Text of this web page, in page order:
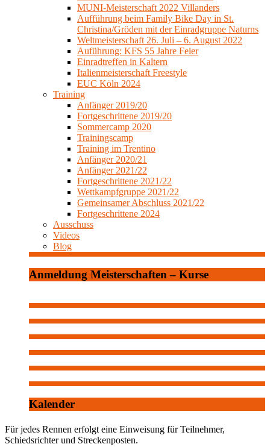
MUNI-Meisterschaft 2022 Villanders
Aufführung beim Family Bike Day in St.
Christina/Gröden mit der Einradgruppe Naturns
Weltmeisterschaft 26. Juli – 6. August 2022
Auführung: KFS 55 Jahre Feier
Einradtreffen in Kaltern
Italienmeisterschaft Freestyle
EUC Köln 2024
Training
Anfänger 2019/20
Fortgeschrittene 2019/20
Sommercamp 2020
Trainingscamp
Training im Trentino
Anfänger 2020/21
Anfänger 2021/22
Fortgeschrittene 2021/22
Wettkampfgruppe 2021/22
Gemeinsamer Abschluss 2021/22
Fortgeschrittene 2024
Ausschuss
Videos
Blog
Anmeldung Meisterschaften – Kurse
Kalender
Für jedes Rennen erfolgt eine Einweisung für Teilnehmer,
Schiedsrichter und Streckenposten.